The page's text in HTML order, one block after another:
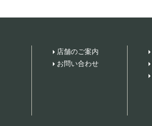
店舗のご案内
お問い合わせ